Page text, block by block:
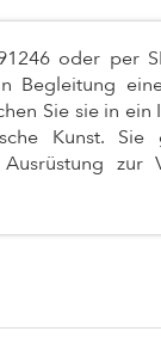
oder per
Sie sie in
Kunst.
zur